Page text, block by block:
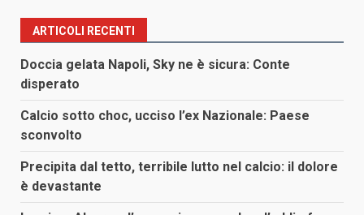
ARTICOLI RECENTI
Doccia gelata Napoli, Sky ne è sicura: Conte
disperato
Calcio sotto choc, ucciso l’ex Nazionale: Paese
sconvolto
Precipita dal tetto, terribile lutto nel calcio: il dolore
è devastante